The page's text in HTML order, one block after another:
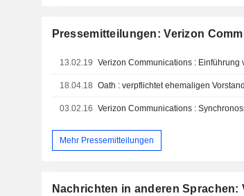
Pressemitteilungen: Verizon
13.02.19
18.04.18
03.02.16
Mehr Pressemitteilungen
Nachrichten in anderen